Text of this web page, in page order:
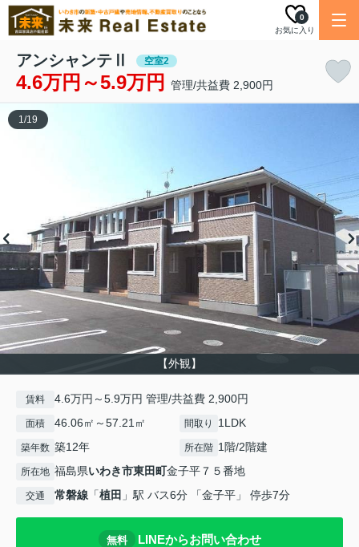
お気に入り
0
アンシャンテⅡ 空室2
4.6万円～5.9万円 管理/共益費 2,900円
【外観】
1/19
賃料 4.6万円～5.9万円 管理/共益費 2,900円
面積 46.06㎡～57.21㎡ 間取り 1LDK
築年数 築12年 所在階 1階/2階建
所在地 福島県いわき市東田町金子平７５番地
交通 常磐線 「植田 」駅 バス6分 「金子平」 停歩7分
無料 LINEからお問い合わせ